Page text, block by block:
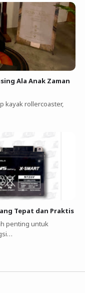
Ala Anak Zaman
kayak rollercoaster,
Tepat dan Praktis
penting untuk